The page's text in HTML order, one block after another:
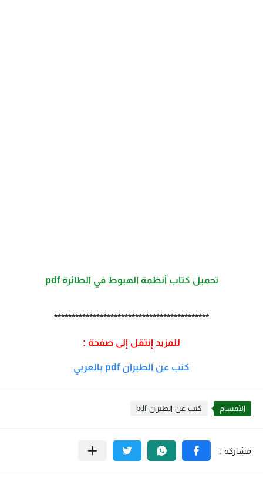
تحميل كتاب أنظمة الهبوط في الطائرة pdf
********************************************
للمزيد إنتقل إلى صفحة :
كتب عن الطيران pdf بالعربي
الأقسام كتب عن الطيران pdf